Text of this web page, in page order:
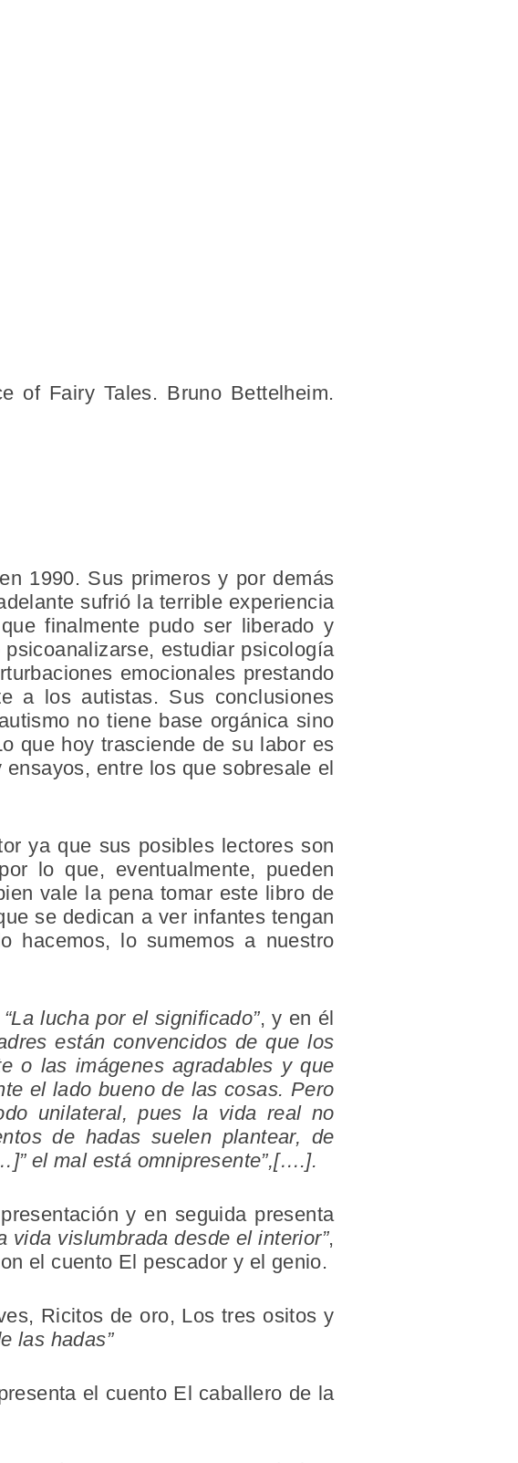
of Fairy Tales. Bruno Bettelheim.
1990. Sus primeros y por demás
sufrió la terrible experiencia
finalmente pudo ser liberado y
estudiar psicología
emocionales prestando
a los autistas. Sus conclusiones
no tiene base orgánica sino
que hoy trasciende de su labor es
entre los que sobresale el
ya que sus posibles lectores son
lo que, eventualmente, pueden
vale la pena tomar este libro de
se dedican a ver infantes tengan
hacemos, lo sumemos a nuestro
“La lucha por el significado”, y en él
están convencidos de que los
o las imágenes agradables y que
el lado bueno de las cosas. Pero
unilateral, pues la vida real no
de hadas suelen plantear, de
el mal está omnipresente”,[….].
y en seguida presenta
vida vislumbrada desde el interior”,
el cuento El pescador y el genio.
Ricitos de oro, Los tres ositos y
las hadas”
el cuento El caballero de la